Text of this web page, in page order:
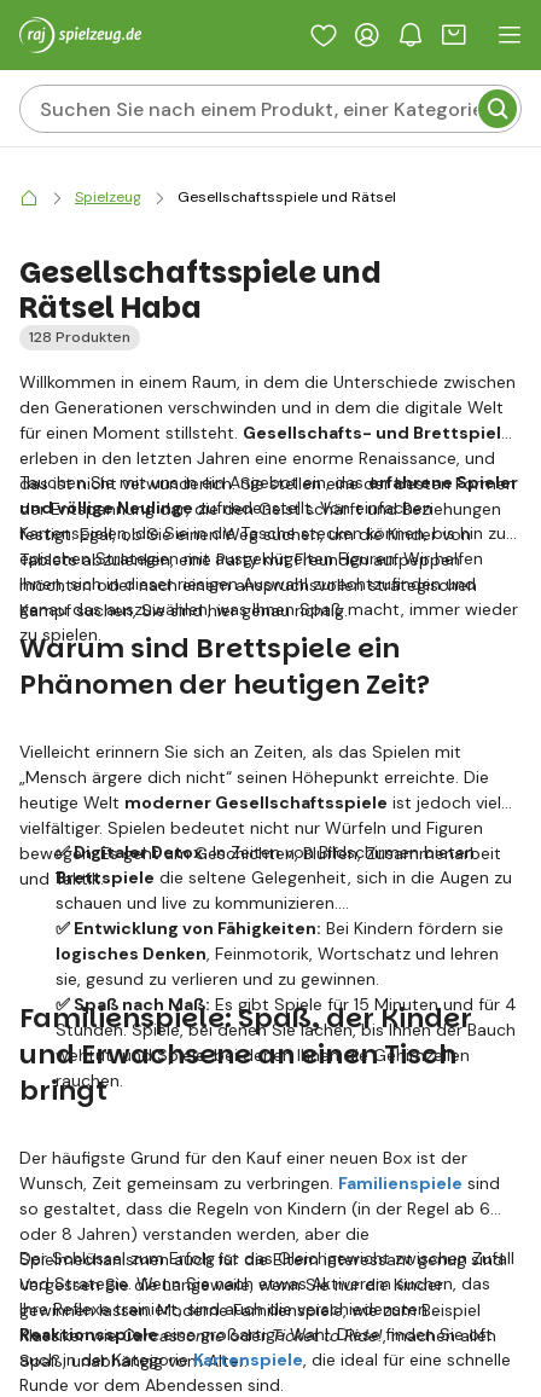
Spielzeug Gesellschaftsspiele und Rätsel
Gesellschaftsspiele und
Rätsel Haba
128 Produkten
Willkommen in einem Raum, in dem die Unterschiede zwischen
den Generationen verschwinden und in dem die digitale Welt
für einen Moment stillsteht. Gesellschafts- und Brettspiele
erleben in den letzten Jahren eine enorme Renaissance, und
das ist nicht verwunderlich. Sie stellen eine der besten Formen
der Entspannung dar, die den Geist schärft und Beziehungen
festigt. Egal, ob Sie einen Weg suchen, um die Kinder von
Tablets abzulenken, eine Party mit Freunden aufpeppen
möchten oder nach einem anspruchsvollen strategischen
Kampf suchen, Sie sind hier genau richtig.
Tauchen Sie mit uns in ein Angebot ein, daserfahrene Spieler
und völlige Neulingezufriedenstellt. Von einfachen
Kartenspielen, die Sie in die Tasche stecken können, bis hin zu
epischen Strategien mit ausgeklügelten Figuren. Wir helfen
Ihnen, sich in dieser riesigen Auswahl zurechtzufinden und
genau das auszuwählen, was Ihnen Spaß macht, immer wieder
zu spielen.
Warum sind Brettspiele ein
Phänomen der heutigen Zeit?
Vielleicht erinnern Sie sich an Zeiten, als das Spielen mit
„Mensch ärgere dich nicht“ seinen Höhepunkt erreichte. Die
heutige Welt moderner Gesellschaftsspiele ist jedoch viel
vielfältiger. Spielen bedeutet nicht nur Würfeln und Figuren
bewegen. Es geht um Geschichten, Bluffen, Zusammenarbeit
und Taktik.
✅ Digitaler Detox:In Zeiten von Bildschirmen bieten
Brettspiele die seltene Gelegenheit, sich in die Augen zu
schauen und live zu kommunizieren.
✅ Entwicklung von Fähigkeiten: Bei Kindern fördern sie
logisches Denken, Feinmotorik, Wortschatz und lehren
sie, gesund zu verlieren und zu gewinnen.
✅ Spaß nach Maß: Es gibt Spiele für 15 Minuten und für 4
Stunden. Spiele, bei denen Sie lachen, bis Ihnen der Bauch
wehtut, und Spiele, bei denen Ihnen die Gehirnzellen
rauchen.
Familienspiele: Spaß, der Kinder
und Erwachsene an einen Tisch
bringt
Der häufigste Grund für den Kauf einer neuen Box ist der
Wunsch, Zeit gemeinsam zu verbringen. Familienspiele sind
so gestaltet, dass die Regeln von Kindern (in der Regel ab 6
oder 8 Jahren) verstanden werden, aber die
Spielmechanismen auch für die Eltern interessant genug sind.
Vergessen Sie die Langeweile, wenn Sie nur die Kinder
gewinnen lassen. Moderne Familienspiele, wie zum Beispiel
Klassiker wieCarcassonneoderTicket to Ride!, machen allen
Spaß, unabhängig vom Alter.
Der Schlüssel zum Erfolg ist das Gleichgewicht zwischen Zufall
und Strategie. Wenn Sie nach etwas Aktiverem suchen, das
Ihre Reflexe trainiert, sind auch die verschiedensten
Reaktionsspieleeine großartige Wahl. Diese finden Sie oft
auch in der KategorieKartenspiele, die ideal für eine schnelle
Runde vor dem Abendessen sind.